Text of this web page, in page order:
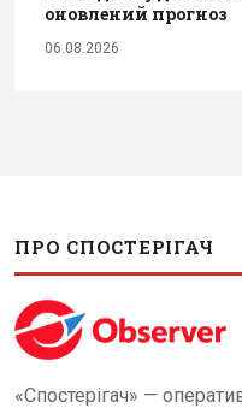
оновлений прогноз
06.08.2026
ПРО СПОСТЕРІГАЧ
«Спостерігач» —